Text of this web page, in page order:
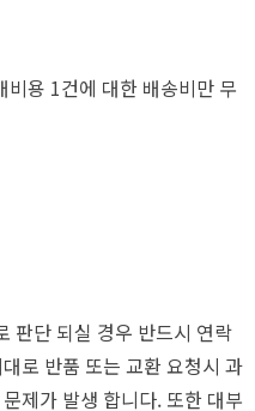
용 1건에 대한 배송비만 무
판단 되실 경우 반드시 연락
로 반품 또는 교환 요청시 과
제가 발생 합니다. 또한 대부